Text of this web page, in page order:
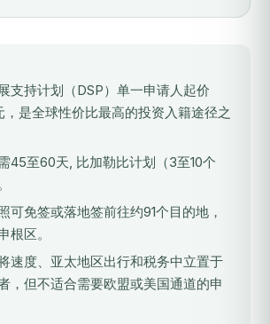
支持计划（DSP）单一申请人起价
，是全球性价比最高的投资入籍途径之
45至60天, 比加勒比计划（3至10个
可免签或落地签前往约91个目的地，
根区。
速度、亚太地区出行和税务中立置于
，但不适合需要欧盟或美国通道的申